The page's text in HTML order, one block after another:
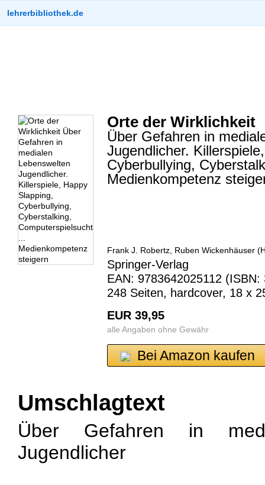
lehrerbibliothek.de
Orte der Wirklichkeit
Über Gefahren in
Jugendlicher.
Cyberbullying,
Medienkompetenz
Frank J. Robertz, Ruben Wickenhäuser
Springer-Verlag
EAN: 9783642025112 (ISBN:
248 Seiten, hardcover, 18 x
EUR 39,95
alle Angaben ohne Gewähr
Bei Amazon kaufen
Umschlagtext
Über Gefahren in
Jugendlicher